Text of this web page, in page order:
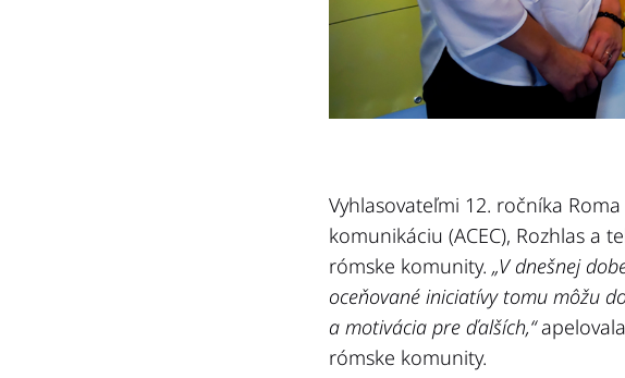
Vyhlasovateľmi 12. ročníka
komunikáciu (ACEC), Rozhlas a
rómske komunity.„V dnešnej
oceňované iniciatívy tomu môžu
a motivácia pre ďalších,“
rómske komunity.